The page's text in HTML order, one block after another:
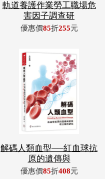
軌道養護作業勞工職場危
害因子調查研
優惠價85折255元
解碼人類血型──紅血球抗
原的遺傳與
優惠價85折408元